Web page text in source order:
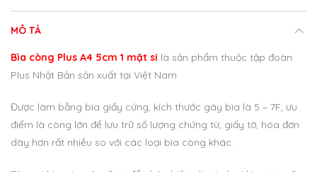
MÔ TẢ
Bìa còng Plus A4 5cm 1 mặt si là sản phẩm thuộc tập đoàn
Plus Nhật Bản sản xuất tại Việt Nam
Được làm bằng bìa giấy cứng, kích thước gáy bìa là 5 – 7F, ưu
điểm là còng lớn để lưu trữ số lượng chứng từ, giấy tờ, hóa đơn
dày hơn rất nhiều so với các loại bìa còng khác.